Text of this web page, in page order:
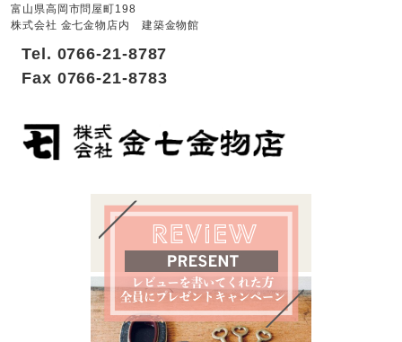
富山県高岡市問屋町198
株式会社 金七金物店内 建築金物館
Tel. 0766-21-8787
Fax 0766-21-8783